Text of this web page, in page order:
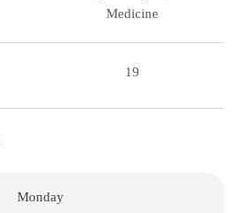
Medicine
19
Monday